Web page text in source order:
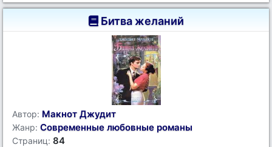
Битва желаний
Автор: Макнот Джудит
Жанр: Современные любовные романы
Страниц: 84